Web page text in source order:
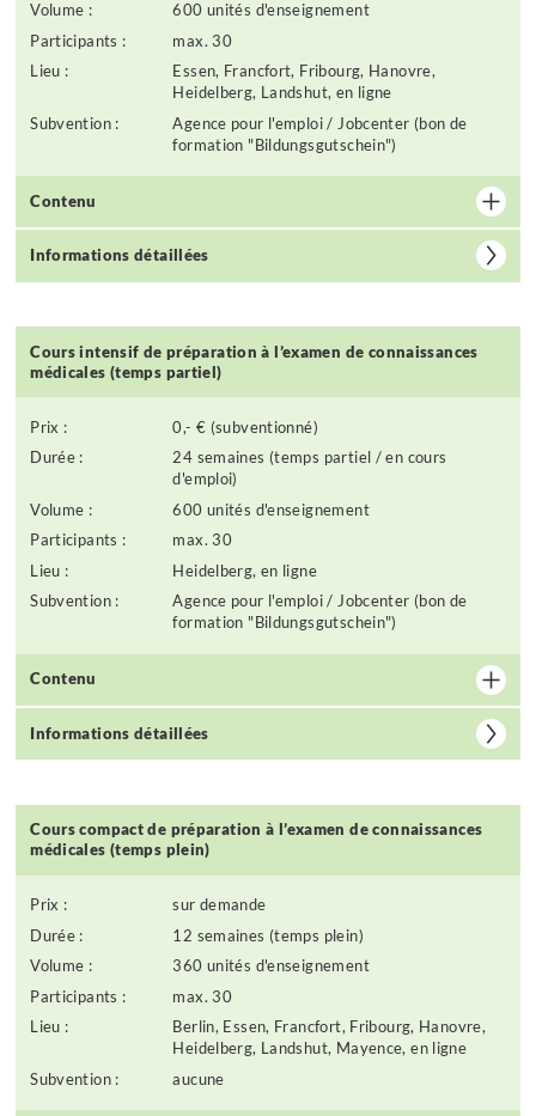
Volume :
600 unités d'enseignement
Participants :
max. 30
Lieu :
Essen, Francfort, Fribourg, Hanovre,
Heidelberg, Landshut, en ligne
Subvention :
Agence pour l'emploi / Jobcenter (bon de
formation "Bildungsgutschein")
Contenu
Informations détaillées
Cours intensif de préparation à l’examen de connaissances
médicales (temps partiel)
Prix :
0,- € (subventionné)
Durée :
24 semaines (temps partiel / en cours
d'emploi)
Volume :
600 unités d'enseignement
Participants :
max. 30
Lieu :
Heidelberg, en ligne
Subvention :
Agence pour l'emploi / Jobcenter (bon de
formation "Bildungsgutschein")
Contenu
Informations détaillées
Cours compact de préparation à l’examen de connaissances
médicales (temps plein)
Prix :
sur demande
Durée :
12 semaines (temps plein)
Volume :
360 unités d'enseignement
Participants :
max. 30
Lieu :
Berlin, Essen, Francfort, Fribourg, Hanovre,
Heidelberg, Landshut, Mayence, en ligne
Subvention :
aucune